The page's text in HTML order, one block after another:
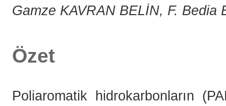
Gamze KAVRAN BELİN, F. Bedia
Özet
Poliaromatik hidrokarbonların